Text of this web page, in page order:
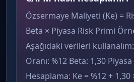
Özsermaye Maliyeti (Ke) =
Beta × Piyasa Risk Primi
Aşağıdaki verileri
Oranı: %12 Beta: 1,30
Hesaplama: Ke = %12 + 1,30